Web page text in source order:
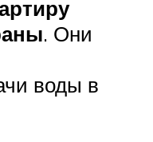
. Они
воды в